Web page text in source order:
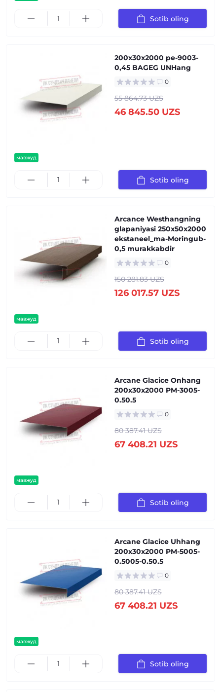
Sotib oling
мавжуд
200x30x2000 pe-9003-
0,45 BAGEG UNHang
0
55 864.73 UZS
46 845.50 UZS
Sotib oling
мавжуд
Arcance Westhangning
glapaniyasi 250x50x2000
ekstaneel_ma-Moringub-
0,5 murakkabdir
0
150 281.83 UZS
126 017.57 UZS
Sotib oling
мавжуд
Arcane Glacice Onhang
200x30x2000 PM-3005-
0.50.5
0
80 387.41 UZS
67 408.21 UZS
Sotib oling
мавжуд
Arcane Glacice Uhhang
200x30x2000 PM-5005-
0.5005-0.50.5
0
80 387.41 UZS
67 408.21 UZS
Sotib oling